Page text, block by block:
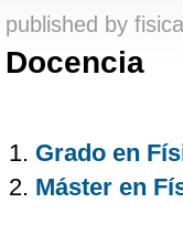
published by fisica
Docencia
Grado en
Máster en